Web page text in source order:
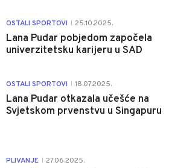
OSTALI SPORTOVI 25.10.2025.
Lana Pudar pobjedom započela
univerzitetsku karijeru u SAD
OSTALI SPORTOVI 18.07.2025.
Lana Pudar otkazala učešće na
Svjetskom prvenstvu u Singapuru
PLIVANJE 27.06.2025.